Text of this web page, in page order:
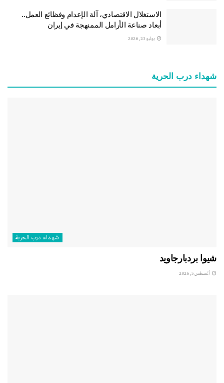
الاستغلال الاقتصادي، آلة الإعدام وفظائع العمل..
أبعاد صناعة الأرامل الممنهجة في إيران
يوليو 23, 2026
شهداء درب الحرية
شهداء درب الحرية
شيوا بردبارجاويد
أغسطس 5, 2026